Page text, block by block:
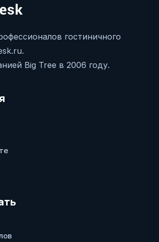
гостиничного
Big Tree в 2006 году.